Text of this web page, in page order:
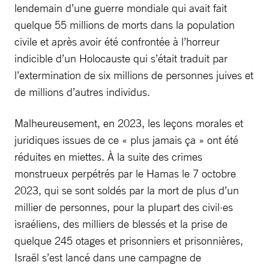
lendemain d’une guerre mondiale qui avait fait
quelque 55 millions de morts dans la population
civile et après avoir été confrontée à l’horreur
indicible d’un Holocauste qui s’était traduit par
l’extermination de six millions de personnes juives et
de millions d’autres individus.
Malheureusement, en 2023, les leçons morales et
juridiques issues de ce « plus jamais ça » ont été
réduites en miettes. À la suite des crimes
monstrueux perpétrés par le Hamas le 7 octobre
2023, qui se sont soldés par la mort de plus d’un
millier de personnes, pour la plupart des civil·es
israéliens, des milliers de blessés et la prise de
quelque 245 otages et prisonniers et prisonnières,
Israël s’est lancé dans une campagne de